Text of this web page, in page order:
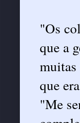
"Os
que a
muitas
que
"Me